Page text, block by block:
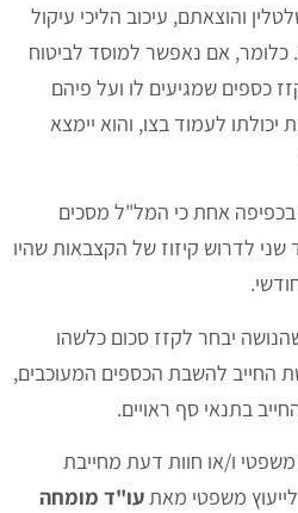
והוצאתם, עיכוב הליכי עיקול
כלומר, אם נאפשר למוסד לביטוח
כספים שמגיעים לו ועל פיהם
לעמוד בצו, והוא יימצא
בכפיפה אחת כי המל"ל מסכים
שני לדרוש קיזוז של הקצבאות שהיו
יבחר לקזז סכום כלשהו
החייב להשבת הכספים המעוכבים,
בתנאי סף ראויים.
ו/או חוות דעת מחייבת
משפטי מאתעו"ד מומחה